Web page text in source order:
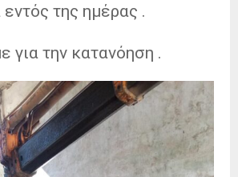
της ημέρας .
για την κατανόηση .